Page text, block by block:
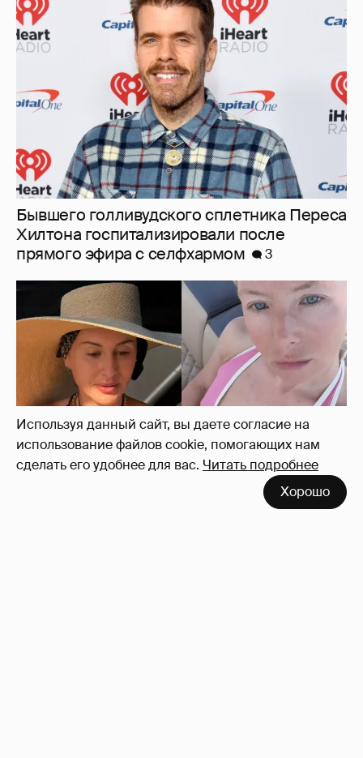
Используя данный сайт, вы даете согласие на
использование файлов cookie, помогающих нам
сделать его удобнее для вас. Читать подробнее
Хорошо
Бывшего голливудского сплетника Переса
Хилтона госпитализировали после
прямого эфира с селфхармом
3
От Волги до Мальдив: где и как отдыхают
Тина Канделаки, девушка террориста и
экстремиста Павла Дурова* и жена Басты
14